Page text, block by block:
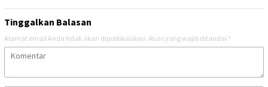
Tinggalkan Balasan
Alamat email Anda tidak akan dipublikasikan. Ruas yang wajib ditandai *